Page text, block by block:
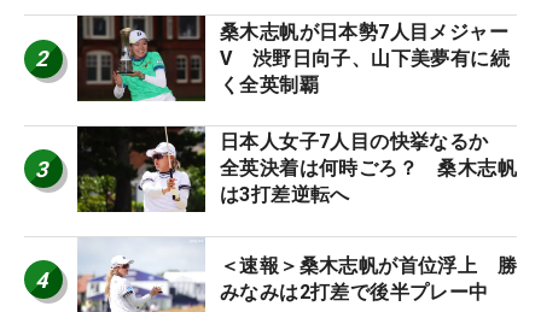
2
桑木志帆が日本勢7人目メジャー
V 渋野日向子、山下美夢有に続
く全英制覇
3
日本人女子7人目の快挙なるか
全英決着は何時ごろ？ 桑木志帆
は3打差逆転へ
4
＜速報＞桑木志帆が首位浮上 勝
みなみは2打差で後半プレー中